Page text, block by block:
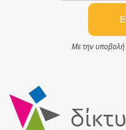
Με την υποβολή